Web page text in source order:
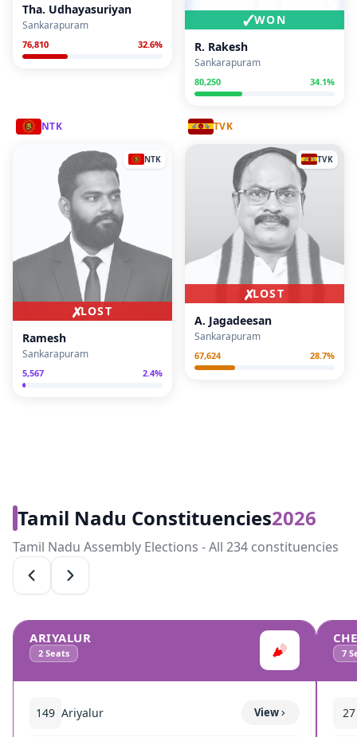
Tha. Udhayasuriyan
Sankarapuram
76,810 32.6%
✓WON
R. Rakesh
Sankarapuram
80,250 34.1%
NTK
✗LOST
NTK
Ramesh
Sankarapuram
5,567 2.4%
TVK
✗LOST
TVK
A. Jagadeesan
Sankarapuram
67,624 28.7%
Tamil Nadu Constituencies2026
Tamil Nadu Assembly Elections - All 234 constituencies
ARIYALUR
2 Seats
149 Ariyalur View
7
27